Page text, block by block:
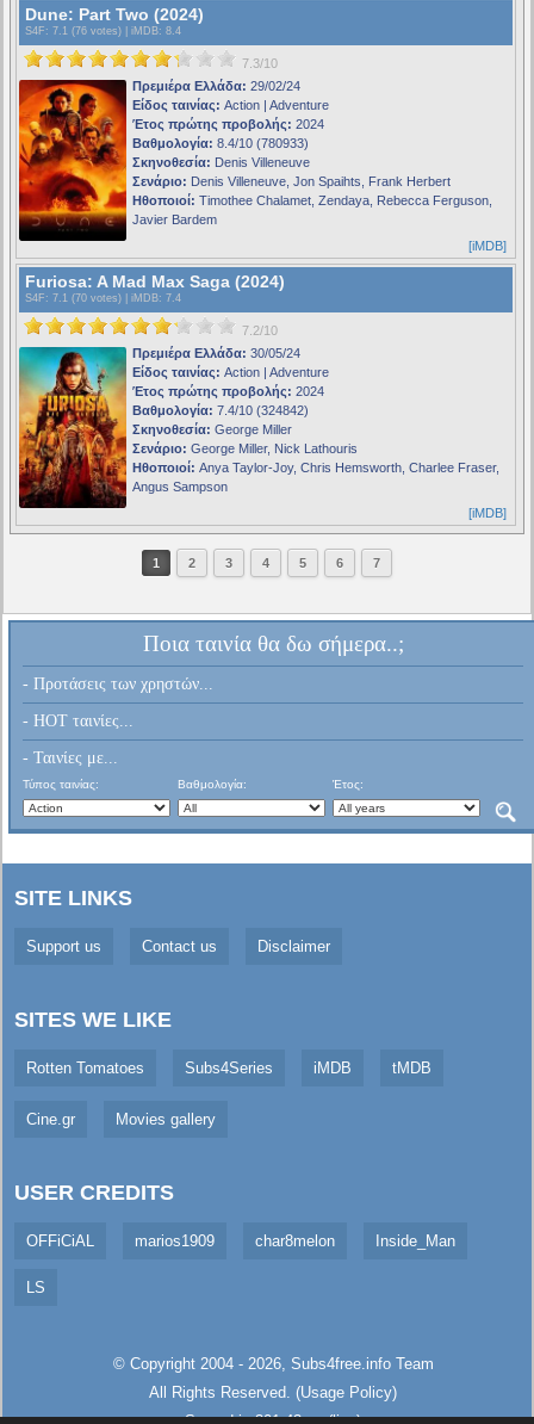
Dune: Part Two (2024)
S4F : 7.1 (76 votes) | iMDB: 8.4
7.3/10
Πρεμιέρα Ελλάδα: 29/02/24
Είδος ταινίας: Action | Adventure
Έτος πρώτης προβολής: 2024
Βαθμολογία: 8.4/10 (780933)
Σκηνοθεσία: Denis Villeneuve
Σενάριο: Denis Villeneuve, Jon Spaihts, Frank Herbert
Ηθοποιοί: Timothee Chalamet, Zendaya, Rebecca Ferguson,
Javier Bardem
[iMDB]
Furiosa: A Mad Max Saga (2024)
S4F : 7.1 (70 votes) | iMDB: 7.4
7.2/10
Πρεμιέρα Ελλάδα: 30/05/24
Είδος ταινίας: Action | Adventure
Έτος πρώτης προβολής: 2024
Βαθμολογία: 7.4/10 (324842)
Σκηνοθεσία: George Miller
Σενάριο: George Miller, Nick Lathouris
Ηθοποιοί: Anya Taylor-Joy, Chris Hemsworth, Charlee Fraser,
Angus Sampson
[iMDB]
1 2 3 4 5 6 7
Ποια ταινία θα δω σήμερα..;
- Προτάσεις των χρηστών...
- HOT ταινίες...
- Ταινίες με...
Τύπος ταινίας: Βαθμολογία: Έτος:
SITE LINKS
Support us Contact us Disclaimer
SITES WE LIKE
Rotten Tomatoes Subs4Series iMDB tMDB
Cine.gr Movies gallery
USER CREDITS
OFFiCiAL marios1909 char8melon Inside_Man
LS
© Copyright 2004 - 2026, Subs4free.infoTeam
All Rights Reserved. (Usage Policy)